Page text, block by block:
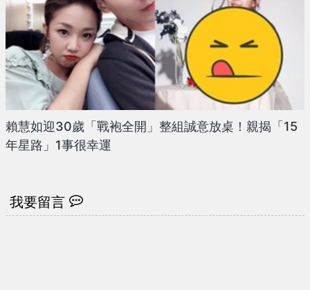
賴慧如迎30歲「戰袍全開」整組誠意放桌！親揭「15
年星路」1事很幸運
我要留言